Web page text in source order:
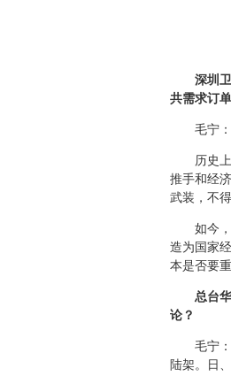
深圳
共需求订
毛宁
历史
推手和经
武装，不
如今
造为国家
本是否要
总台
论？
毛宁
陆架。日